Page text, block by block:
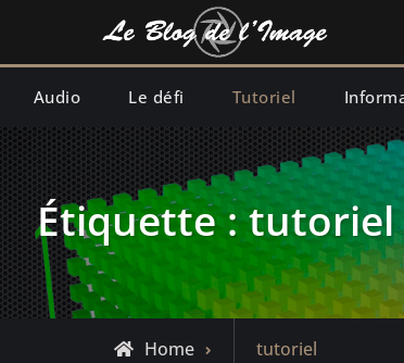
Audio Le défi Tutoriel
Étiquette :tutoriel
Home
Posts
tutoriel